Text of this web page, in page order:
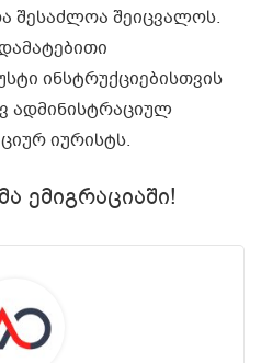
შესაძლოა შეიცვალოს.
ინსტრუქციებისთვის
იურისტს.
ემიგრაციაში!